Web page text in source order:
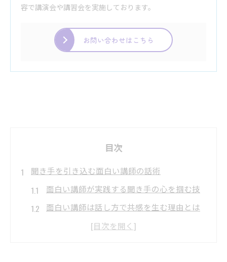
容で講演会や講習会を実施しております。
お問い合わせはこちら
目次
聞き手を引き込む面白い講師の話術
面白い講師が実践する聞き手の心を掴む技
面白い講師は話し方で共感を生む理由とは
面白い講師流の間の取り方とリアクション